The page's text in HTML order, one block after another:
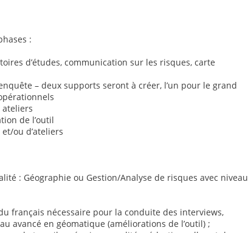
:
d’études, communication sur les risques, carte
– deux supports seront à créer, l’un pour le grand
ateliers
de l’outil
ou d’ateliers
: Géographie ou Gestion/Analyse de risques avec niveau
français nécessaire pour la conduite des interviews,
avancé en géomatique (améliorations de l’outil) ;